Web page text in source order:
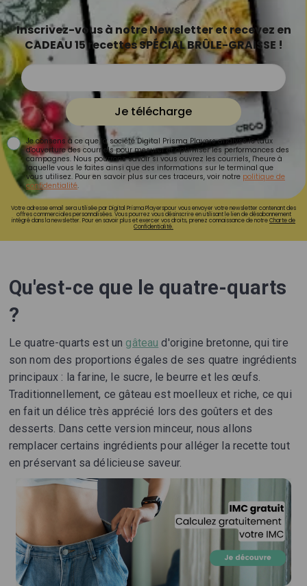
Inscrivez-vous à notre Newsletter et recevez en
CADEAU 15 recettes SPÉCIAL BRÛLE-GRAISSE !
Je télécharge
Je consens à ce que la société Digital Prisma Players analyse le taux
d'ouverture des courriels pour mesurer et optimiser les performances des
campagnes. Nous pourrons savoir si vous ouvrez les courriels, l'heure à
laquelle vous le faites ainsi que des informations sur le terminal que
vous utilisez. Pour en savoir plus sur ces traceurs, voir notre politique de
confidentialité.
Votre adresse email sera utilisée par Digital Prisma Playerspour vous envoyer votre newsletter contenant des
offres commerciales personnalisées. Vous pourrez vous désinscrire en utilisant le lien de désabonnement
intégré dans la newsletter. Pour en savoir plus et exercer vos droits, prenez connaissance de notreCharte de
Confidentialité.
Qu'est-ce que le quatre-quarts
?
Le quatre-quarts est un gâteau d'origine bretonne, qui tire
son nom des proportions égales de ses quatre ingrédients
principaux : la farine, le sucre, le beurre et les œufs.
Traditionnellement, ce gâteau est moelleux et riche, ce qui
en fait un délice très apprécié lors des goûters et des
desserts. Dans cette version minceur, nous allons
remplacer certains ingrédients pour alléger la recette tout
en préservant sa délicieuse saveur.